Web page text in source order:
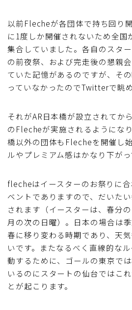
ブルベレポート2019
ブルベレポート2018
ブルベレポート2017
ブルベレポート2016
ブルべレポート2015
ブルべレポート2013
ブルべレポート2012
以前Flecheが各団体で持ち回り
に1度しか開催されないため全国
集合していました。各自のスタ
の前夜祭、および完走後の懇親
ていた記憶があるのですが、そ
っていなかったのでTwitterで眺
それがAR日本橋が設立されてか
のFlecheが実施されるようにな
橋以外の団体もFlecheを開催し
ルやプレミアム感はかなり下がっ
flecheはイースターのお祭りに
ベントでありますので、だいた
されます（イースターは、春分
月の次の日曜）。日本の場合は
春に移り変わる時期であり、天
いです。またなるべく直線的な
動するために、ゴールの東京で
いるのにスタートの仙台ではこ
とが起こります。